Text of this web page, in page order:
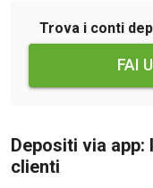
Trova i conti
FAI
Depositi via
clienti